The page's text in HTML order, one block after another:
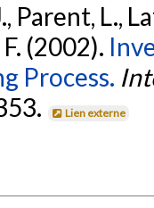
Parent, L.,
(2002).
Process.
Lien externe